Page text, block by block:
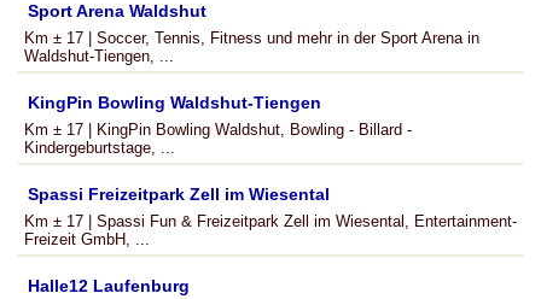
Sport Arena Waldshut
Km ± 17 | Soccer, Tennis, Fitness und mehr in der Sport Arena in
Waldshut-Tiengen, ...
KingPin Bowling Waldshut-Tiengen
Km ± 17 | KingPin Bowling Waldshut, Bowling - Billard -
Kindergeburtstage, ...
Spassi Freizeitpark Zell im Wiesental
Km ± 17 | Spassi Fun & Freizeitpark Zell im Wiesental, Entertainment-
Freizeit GmbH, ...
Halle12 Laufenburg